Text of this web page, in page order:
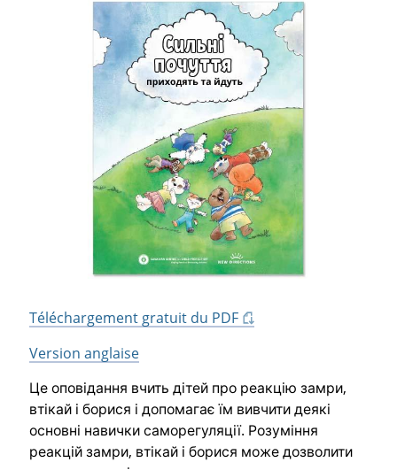
Téléchargement gratuit du PDF
Version anglaise
Це оповідання вчить дітей про реакцію замри,
втікай і борися і допомагає їм вивчити деякі
основні навички саморегуляції. Розуміння
реакцій замри, втікай і борися може дозволити